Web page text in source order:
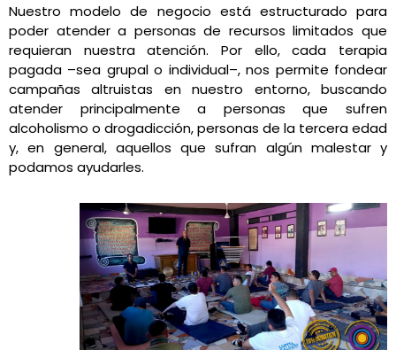
Nuestro modelo de negocio está estructurado para
poder atender a personas de recursos limitados que
requieran nuestra atención. Por ello, cada terapia
pagada –sea grupal o individual–, nos permite fondear
campañas altruistas en nuestro entorno, buscando
atender principalmente a personas que sufren
alcoholismo o drogadicción, personas de la tercera edad
y, en general, aquellos que sufran algún malestar y
podamos ayudarles.